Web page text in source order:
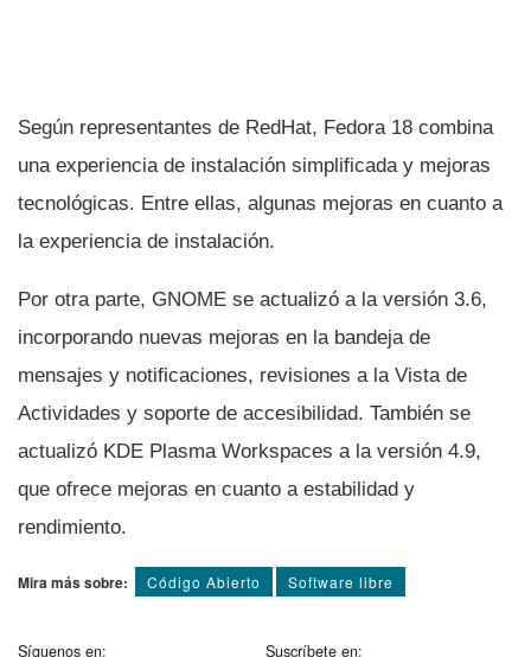
Según representantes de RedHat, Fedora 18 combina
una experiencia de instalación simplificada y mejoras
tecnológicas. Entre ellas, algunas mejoras en cuanto a
la experiencia de instalación.
Por otra parte, GNOME se actualizó a la versión 3.6,
incorporando nuevas mejoras en la bandeja de
mensajes y notificaciones, revisiones a la Vista de
Actividades y soporte de accesibilidad. También se
actualizó KDE Plasma Workspaces a la versión 4.9,
que ofrece mejoras en cuanto a estabilidad y
rendimiento.
Mira más sobre: Código Abierto Software libre
Síguenos en: Suscríbete en: